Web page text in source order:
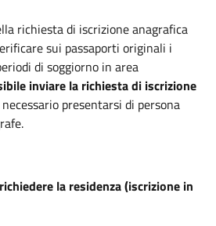
richiesta di iscrizione anagrafica
sui passaporti originali i
di soggiorno in area
inviare la richiesta di iscrizione
necessario presentarsi di persona
la residenza (iscrizione in